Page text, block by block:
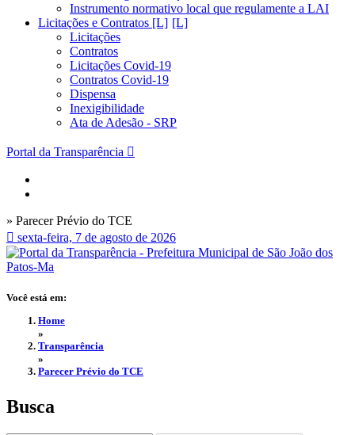
Instrumento normativo local que regulamente a LAI
Licitações e Contratos [L]
Licitações
Contratos
Licitações Covid-19
Contratos Covid-19
Dispensa
Inexigibilidade
Ata de Adesão - SRP
Portal da Transparência
» Parecer Prévio do TCE
sexta-feira, 7 de agosto de 2026
Você está em:
Home
»
Transparência
»
Parecer Prévio do TCE
Busca